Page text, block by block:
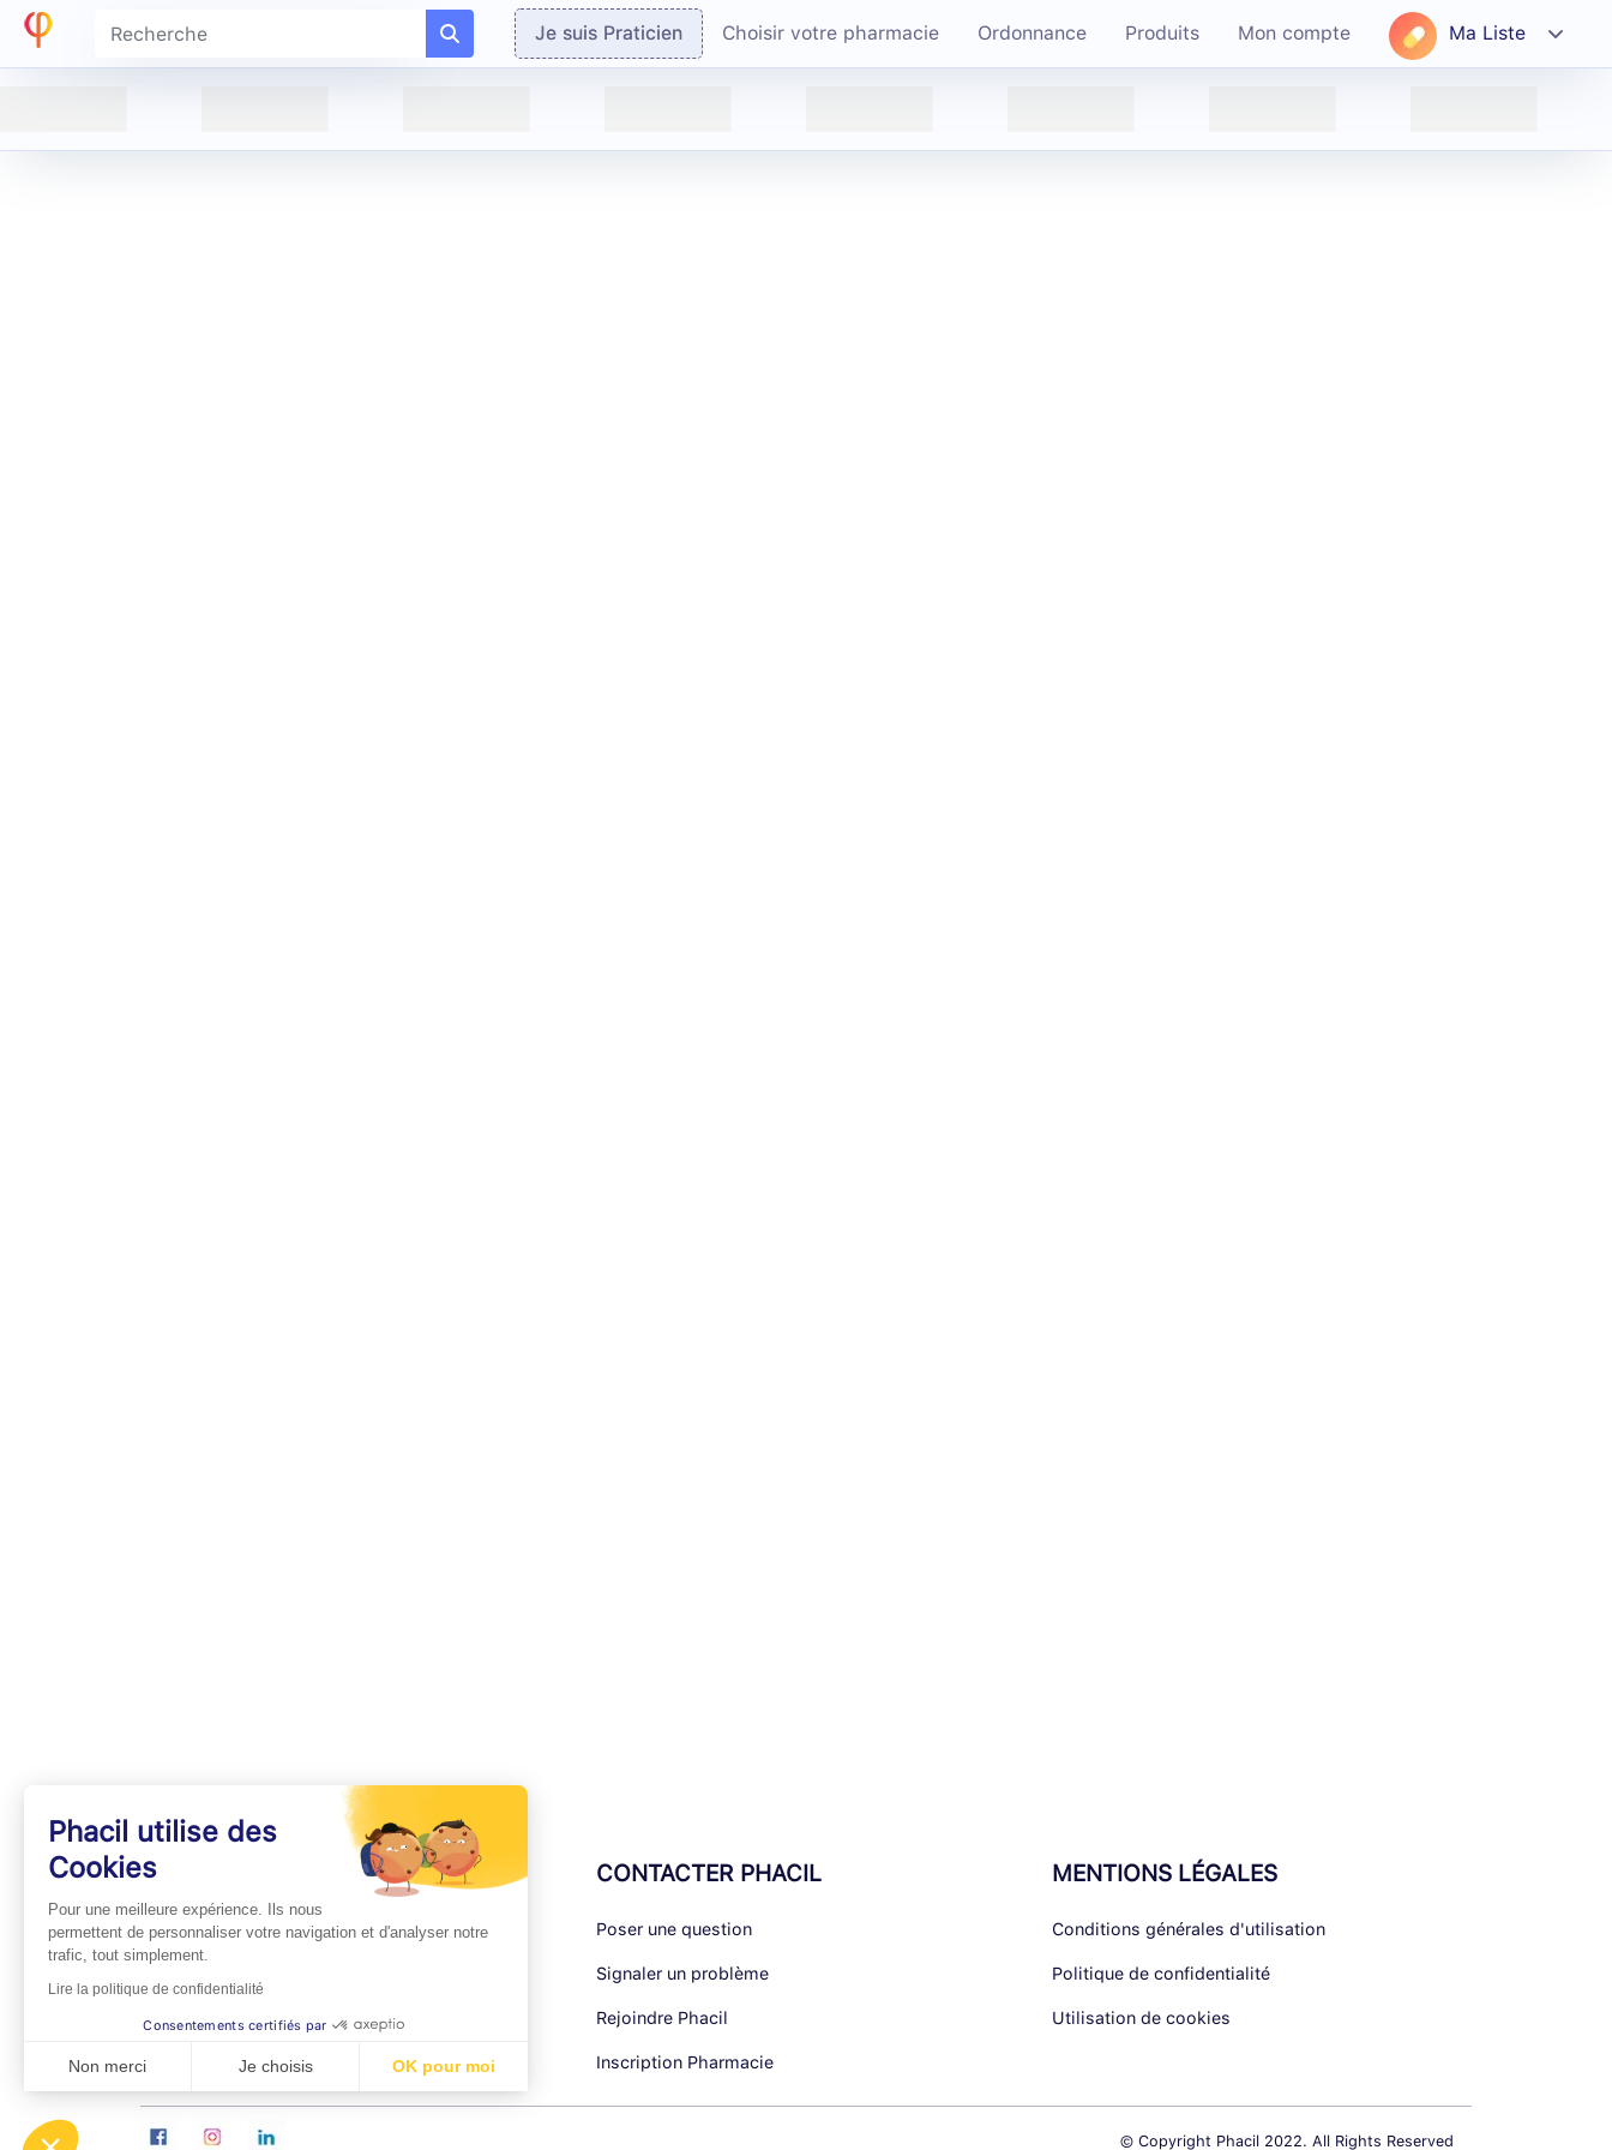
Je suis Praticien Choisir votre pharmacie Ordonnance Produits Mon compte Ma Liste
INFOS PRATIQUES
Professionnels de Santé
Espace Pharmaciens
Foire aux questions
CONTACTER PHACIL
Poser une question
Signaler un problème
Rejoindre Phacil
Inscription Pharmacie
MENTIONS LÉGALES
Conditions générales d'utilisation
Politique de confidentialité
Utilisation de cookies
© Copyright Phacil 2022. All Rights Reserved
Phacil utilise des
Cookies
Pour une meilleure expérience. Ils nous
permettent de personnaliser votre navigation et d'analyser notre
trafic, tout simplement.
Lire la politique de confidentialité
Consentements certifiés par
Non merci Je choisis OK pour moi
Axeptio consent
Plateforme de Gestion du Consentement : Personnalisez vos Options